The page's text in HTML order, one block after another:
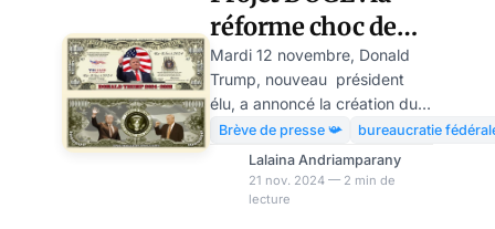
réforme choc de
l’administration
Trump dévoilée
Mardi 12 novembre, Donald
Trump, nouveau président
élu, a annoncé la création du
Département de l’efficacité
gouvernementale (DOGE),
confié à Elon Musk et Vivek
Ramaswamy. Ce duo
Brève de presse 📯
bureaucratie
Lalaina Andriamparany
21 nov. 2024 — 2 min de
lecture